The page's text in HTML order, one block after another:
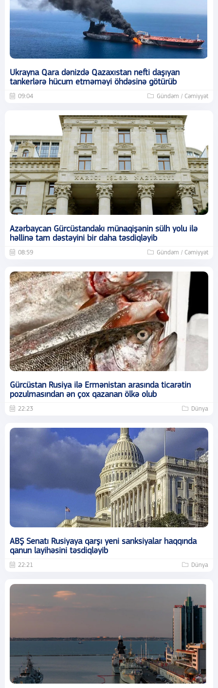
Ukrayna Qara dənizdə Qazaxıstan nefti daşıyan
tankerlərə hücum etməməyi öhdəsinə götürüb
09:04 Gündəm / Cəmiyyət
Azərbaycan Gürcüstandakı münaqişənin sülh yolu ilə
həllinə tam dəstəyini bir daha təsdiqləyib
08:59 Gündəm / Cəmiyyət
Gürcüstan Rusiya ilə Ermənistan arasında ticarətin
pozulmasından ən çox qazanan ölkə olub
22:23 Dünya
ABŞ Senatı Rusiyaya qarşı yeni sanksiyalar haqqında
qanun layihəsini təsdiqləyib
22:21 Dünya